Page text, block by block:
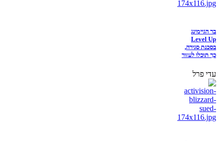
בר הגיימינג
Level Up
בסכנת סגירה,
כך תוכלו לעזור
עדי פרל